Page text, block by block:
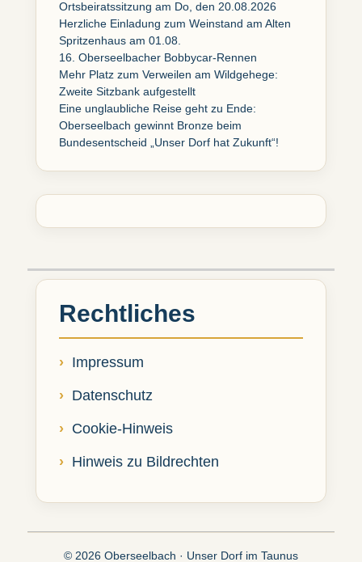
Ortsbeiratssitzung am Do, den 20.08.2026
Herzliche Einladung zum Weinstand am Alten
Spritzenhaus am 01.08.
16. Oberseelbacher Bobbycar-Rennen
Mehr Platz zum Verweilen am Wildgehege:
Zweite Sitzbank aufgestellt
Eine unglaubliche Reise geht zu Ende:
Oberseelbach gewinnt Bronze beim
Bundesentscheid „Unser Dorf hat Zukunft“!
Rechtliches
Impressum
Datenschutz
Cookie-Hinweis
Hinweis zu Bildrechten
© 2026 Oberseelbach · Unser Dorf im Taunus